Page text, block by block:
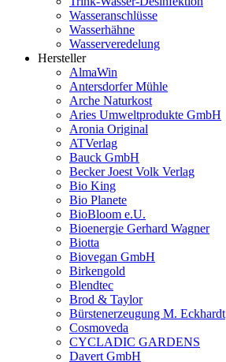
Wasseranschlüsse
Wasserhähne
Wasserveredelung
Hersteller
AlmaWin
Antersdorfer Mühle
Arche Naturkost
Aries Umweltprodukte GmbH
Aronia Original
ATVerlag
Bauck GmbH
Becker Joest Volk Verlag
Bio King
Bio Planete
BioBloom e.U.
Bioenergie Gerhard Wagner
Biotta
Biovegan GmbH
Birkengold
Blendtec
Brod & Taylor
Bürstenerzeugung M. Eckhardt
Cosmoveda
CYCLADIC GARDENS
Davert GmbH